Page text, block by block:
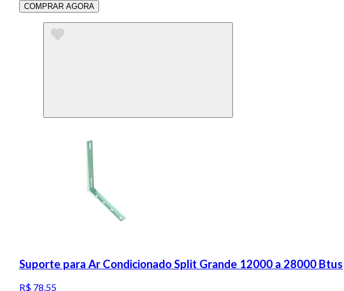
COMPRAR AGORA
Suporte para Ar Condicionado Split Grande 12000 a 28000 Btus
R$ 78,55